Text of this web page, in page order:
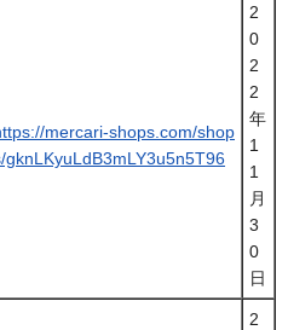
mercari-shops.com/shop
gknLKyuLdB3mLY3u5n5T96
2
0
2
2
年
1
1
月
3
0
日
2